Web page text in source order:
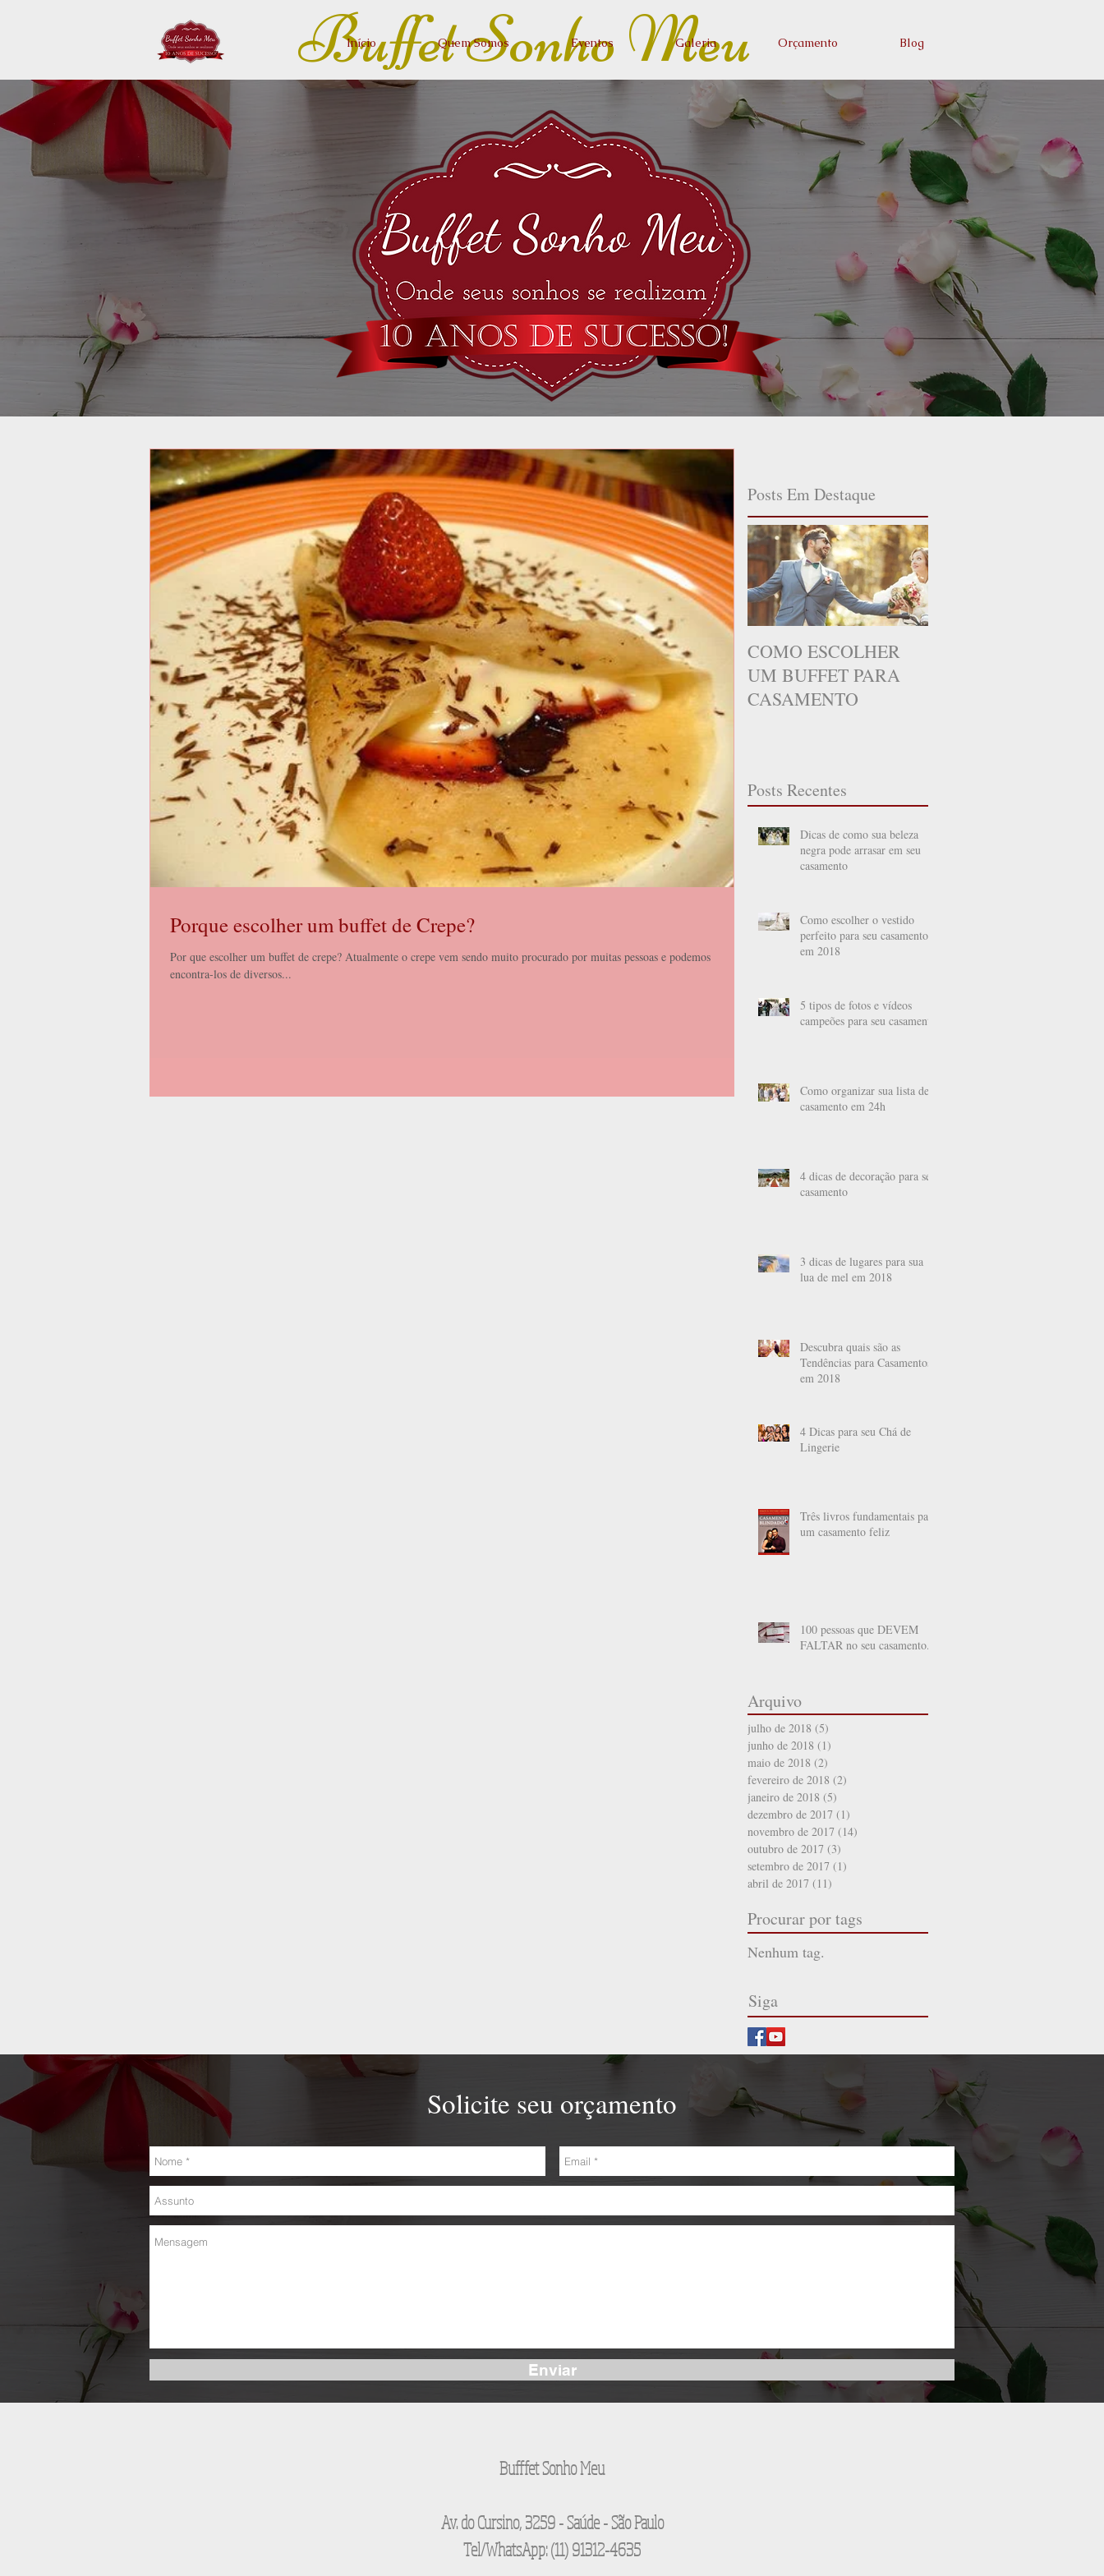
Início Quem Somos Eventos Galeria Orçamento Blog
Buffet Sonho Meu
Porque escolher um buffet de Crepe?
Por que escolher um buffet de crepe? Atualmente o crepe vem sendo muito procurado por muitas pessoas e podemos
encontra-los de diversos...
Posts Em Destaque
COMO ESCOLHER
UM BUFFET PARA
CASAMENTO
Posts Recentes
Dicas de como sua beleza
negra pode arrasar em seu
casamento
Como escolher o vestido
perfeito para seu casamento
em 2018
5 tipos de fotos e vídeos
campeões para seu casamento
Como organizar sua lista de
casamento em 24h
4 dicas de decoração para seu
casamento
3 dicas de lugares para sua
lua de mel em 2018
Descubra quais são as
Tendências para Casamentos
em 2018
4 Dicas para seu Chá de
Lingerie
Três livros fundamentais para
um casamento feliz
100 pessoas que DEVEM
FALTAR no seu casamento.
Arquivo
julho de 2018 (5)
junho de 2018 (1)
maio de 2018 (2)
fevereiro de 2018 (2)
janeiro de 2018 (5)
dezembro de 2017 (1)
novembro de 2017 (14)
outubro de 2017 (3)
setembro de 2017 (1)
abril de 2017 (11)
Procurar por tags
Nenhum tag.
Siga
Solicite seu orçamento
Enviar
Bufffet Sonho Meu
Av. do Cursino, 3259 - Saúde - São Paulo
Tel/WhatsApp: (11) 91312-4635